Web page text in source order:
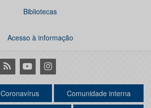
Bibliotecas
Acesso à informação
RSS YoutubeInstagram
Coronavírus Comunidade interna